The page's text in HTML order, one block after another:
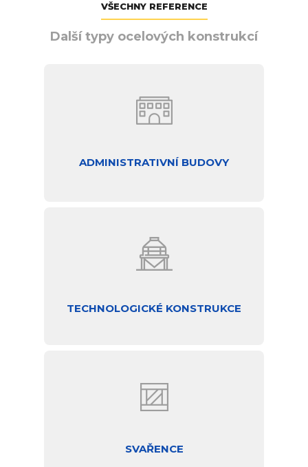
VŠECHNY REFERENCE
Další typy ocelových konstrukcí
ADMINISTRATIVNÍ BUDOVY
TECHNOLOGICKÉ KONSTRUKCE
SVAŘENCE